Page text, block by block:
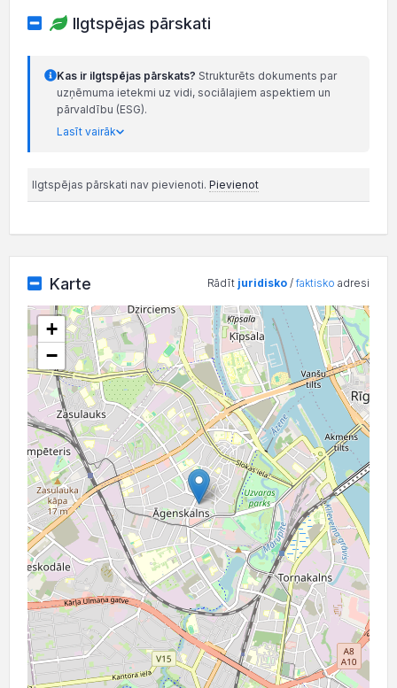
Ilgtspējas pārskati
Kas ir ilgtspējas pārskats? Strukturēts dokuments par
uzņēmuma ietekmi uz vidi, sociālajiem aspektiem un
pārvaldību (ESG).
Lasīt vairāk
Ilgtspējas pārskati nav pievienoti. Pievienot
Karte Rādīt juridisko /faktisko adresi
+
−